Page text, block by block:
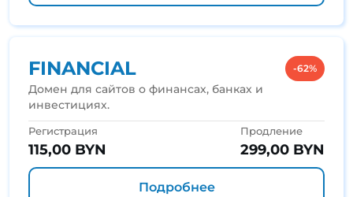
FINANCIAL -62%
Домен для сайтов о финансах, банках и
инвестициях.
Регистрация
115,00 BYN
Продление
299,00 BYN
Подробнее